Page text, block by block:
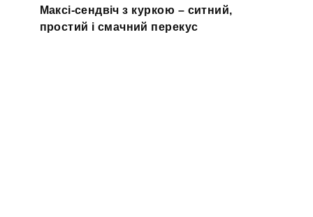
Максі-сендвіч з куркою – ситний,
простий і смачний перекус